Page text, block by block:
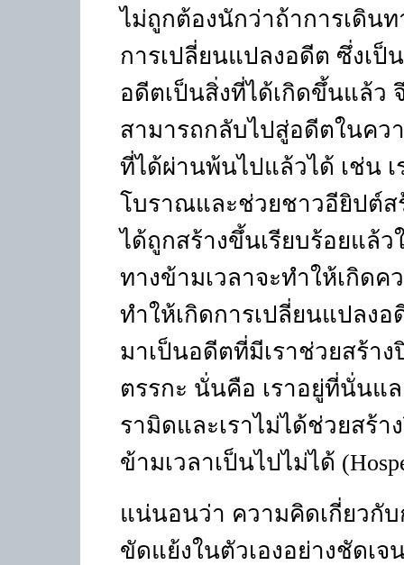
ไม่ถูกต้องนักว่าถ้าการเดินท
การเปลี่ยนแปลงอดีต ซึ่งเป็
อดีตเป็นสิ่งที่ได้เกิดขึ้นแล้ว
สามารถกลับไปสู่อดีตในคว
ที่ได้ผ่านพ้นไปแล้วได้ เช่น
โบราณและช่วยชาวอียิปต์ส
ได้ถูกสร้างขึ้นเรียบร้อยแล้
ทางข้ามเวลาจะทำให้เกิด
ทำให้เกิดการเปลี่ยนแปลง
มาเป็นอดีตที่มีเราช่วยสร้า
ตรรกะ นั่นคือ เราอยู่ที่นั่นแ
รามิดและเราไม่ได้ช่วยสร้
ข้ามเวลาเป็นไปไม่ได้ (
แน่นอนว่า ความคิดเกี่ยวกั
ขัดแย้งในตัวเองอย่างชัดเ